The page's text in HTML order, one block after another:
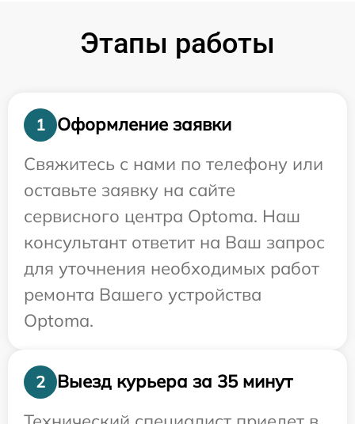
Этапы работы
1
Оформление заявки
Свяжитесь с нами по телефону или
оставьте заявку на сайте
сервисного центра Optoma. Наш
консультант ответит на Ваш запрос
для уточнения необходимых работ
ремонта Вашего устройства
Optoma.
2
Выезд курьера за 35 минут